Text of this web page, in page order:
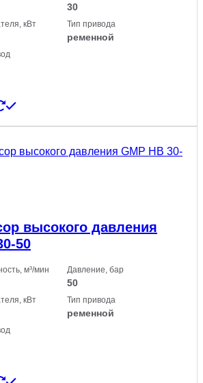
30
кВт Тип привода
ременной
высокого давления
50
м³/мин Давление, бар
50
кВт Тип привода
ременной